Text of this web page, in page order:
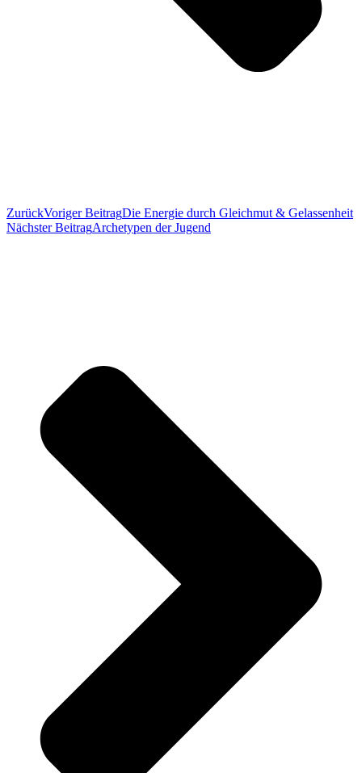
ZurückVoriger BeitragDie Energie durch Gleichmut & Gelassenheit
Nächster BeitragArchetypen der Jugend